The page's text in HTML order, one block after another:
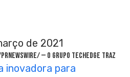
de 2021
/PRNewswire/ — O grupo Techedge traz
inovadora para